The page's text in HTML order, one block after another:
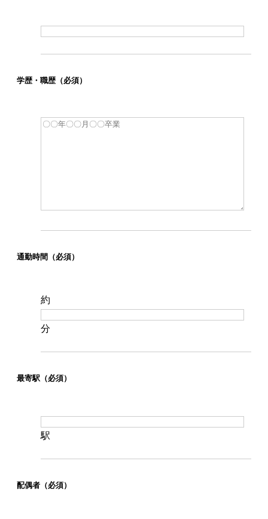
学歴・職歴 （必須）
通勤時間 （必須）
約
分
最寄駅 （必須）
駅
配偶者 （必須）